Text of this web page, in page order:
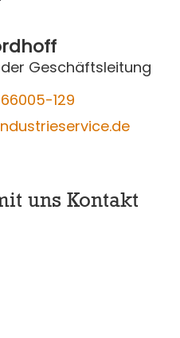
Geschäftsleitung
129
uns Kontakt